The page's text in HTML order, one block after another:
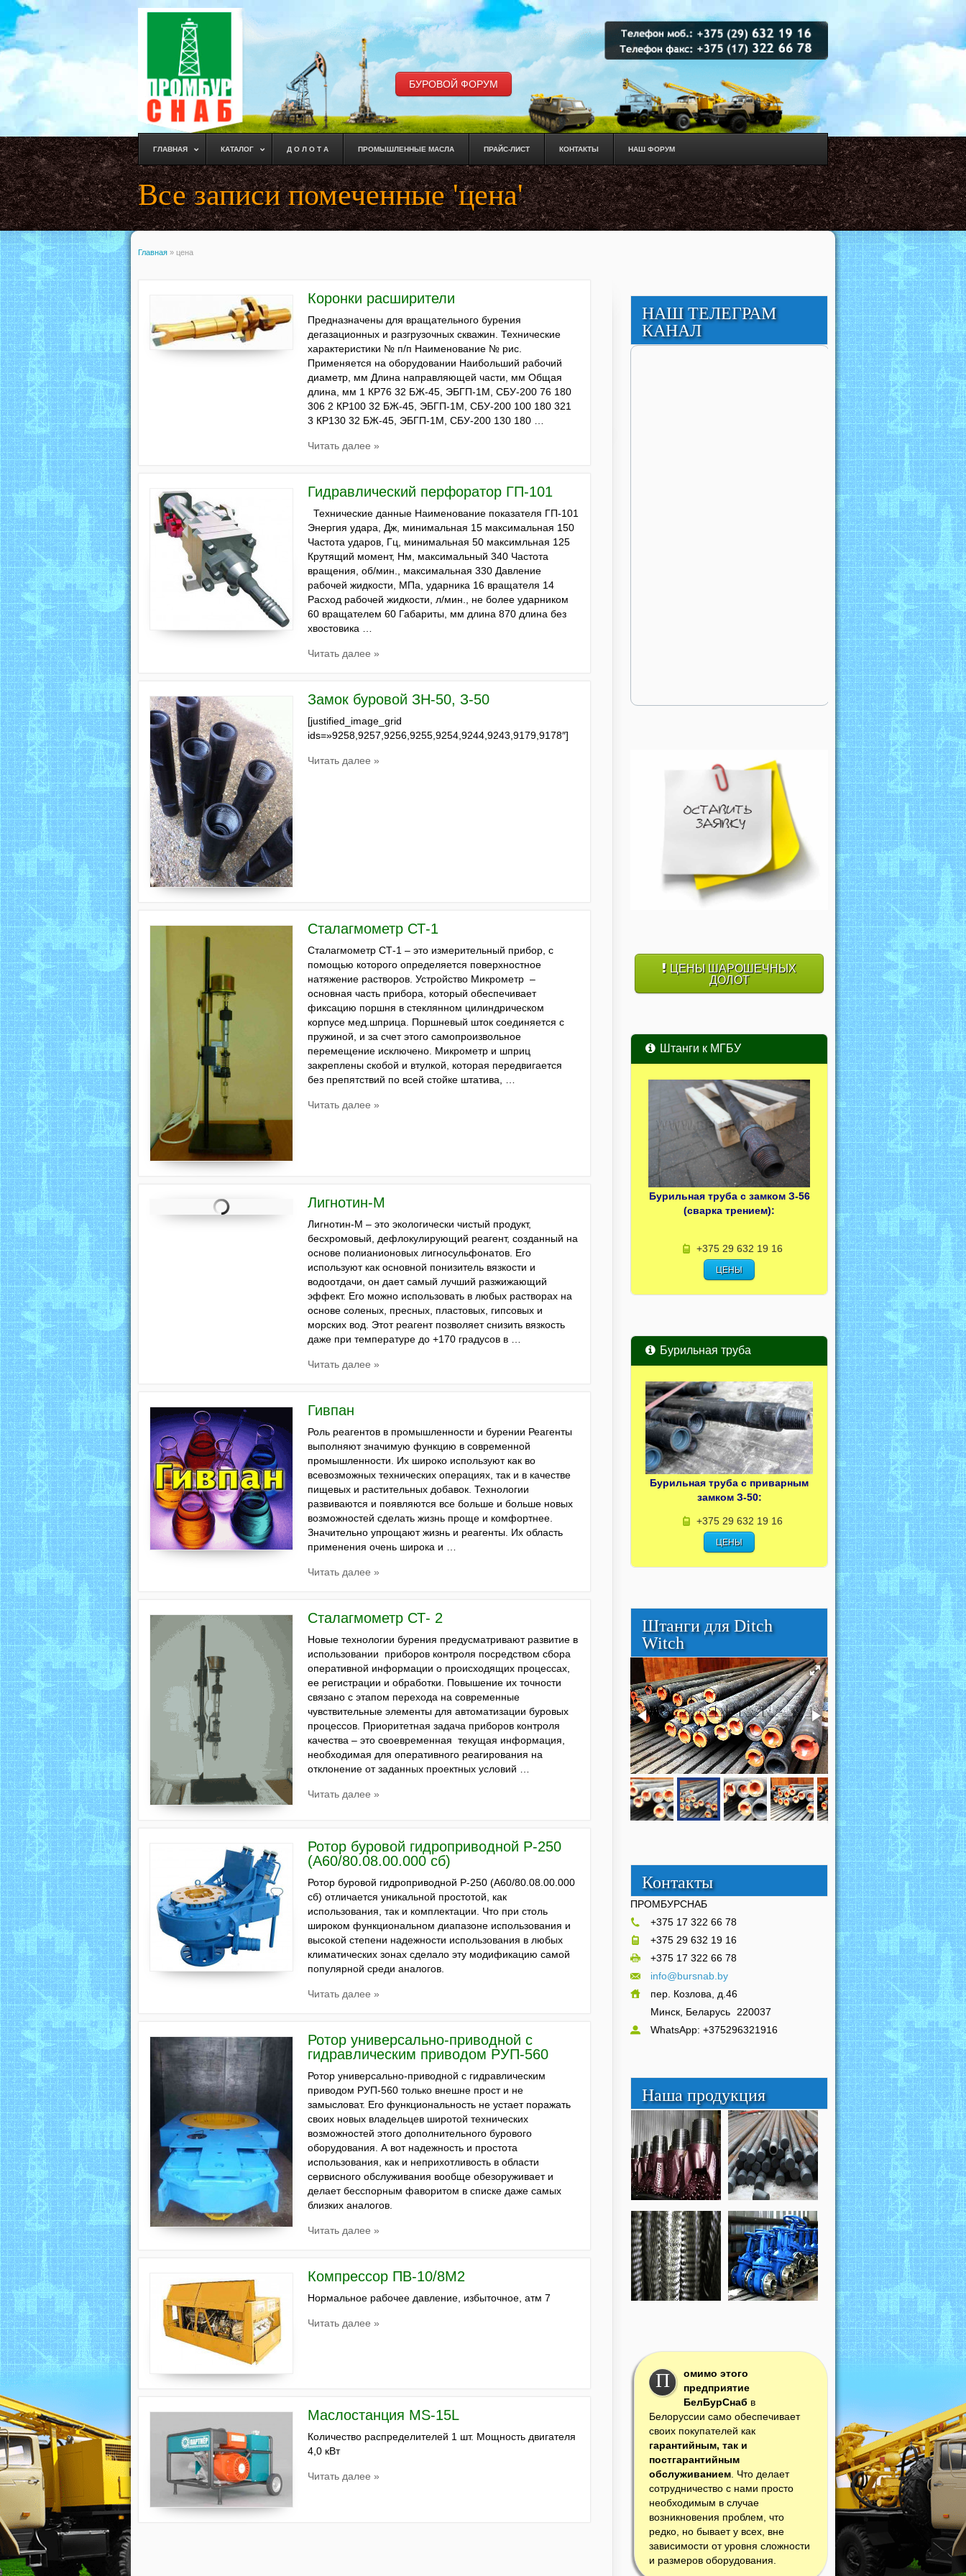
БУРОВОЙ ФОРУМ
ГЛАВНАЯ КАТАЛОГ Д О Л О Т А ПРОМЫШЛЕННЫЕ МАСЛА ПРАЙС-ЛИСТ КОНТАКТЫ НАШ ФОРУМ
Все записи помеченные 'цена'
Главная » цена
Коронки расширители
Предназначены для вращательного бурения
дегазационных и разгрузочных скважин. Технические
характеристики № п/п Наименование № рис.
Применяется на оборудовании Наибольший рабочий
диаметр, мм Длина направляющей части, мм Общая
длина, мм 1 КР76 32 БЖ-45, ЭБГП-1М, СБУ-200 76 180
306 2 КР100 32 БЖ-45, ЭБГП-1М, СБУ-200 100 180 321
3 КР130 32 БЖ-45, ЭБГП-1М, СБУ-200 130 180 …
Читать далее »
Гидравлический перфоратор ГП-101
Технические данные Наименование показателя ГП-101
Энергия удара, Дж, минимальная 15 максимальная 150
Частота ударов, Гц, минимальная 50 максимльная 125
Крутящий момент, Нм, максимальный 340 Частота
вращения, об/мин., максимальная 330 Давление
рабочей жидкости, МПа, ударника 16 вращателя 14
Расход рабочей жидкости, л/мин., не более ударником
60 вращателем 60 Габариты, мм длина 870 длина без
хвостовика …
Читать далее »
Замок буровой ЗН-50, З-50
[justified_image_grid
ids=»9258,9257,9256,9255,9254,9244,9243,9179,9178″]
Читать далее »
Сталагмометр СТ-1
Сталагмометр СТ-1 – это измерительный прибор, с
помощью которого определяется поверхностное
натяжение растворов. Устройство Микрометр –
основная часть прибора, который обеспечивает
фиксацию поршня в стеклянном цилиндрическом
корпусе мед.шприца. Поршневый шток соединяется с
пружиной, и за счет этого самопроизвольное
перемещение исключено. Микрометр и шприц
закреплены скобой и втулкой, которая передвигается
без препятствий по всей стойке штатива, …
Читать далее »
Лигнотин-М
Лигнотин-М – это экологически чистый продукт,
бесхромовый, дефлокулирующий реагент, созданный на
основе полианионовых лигносульфонатов. Его
используют как основной понизитель вязкости и
водоотдачи, он дает самый лучший разжижающий
эффект. Его можно использовать в любых растворах на
основе соленых, пресных, пластовых, гипсовых и
морских вод. Этот реагент позволяет снизить вязкость
даже при температуре до +170 градусов в …
Читать далее »
Гивпан
Роль реагентов в промышленности и бурении Реагенты
выполняют значимую функцию в современной
промышленности. Их широко используют как во
всевозможных технических операциях, так и в качестве
пищевых и растительных добавок. Технологии
развиваются и появляются все больше и больше новых
возможностей сделать жизнь проще и комфортнее.
Значительно упрощают жизнь и реагенты. Их область
применения очень широка и …
Читать далее »
Сталагмометр СТ- 2
Новые технологии бурения предусматривают развитие в
использовании приборов контроля посредством сбора
оперативной информации о происходящих процессах,
ее регистрации и обработки. Повышение их точности
связано с этапом перехода на современные
чувствительные элементы для автоматизации буровых
процессов. Приоритетная задача приборов контроля
качества – это своевременная текущая информация,
необходимая для оперативного реагирования на
отклонение от заданных проектных условий …
Читать далее »
Ротор буровой гидроприводной Р-250
(А60/80.08.00.000 сб)
Ротор буровой гидроприводной Р-250 (А60/80.08.00.000
сб) отличается уникальной простотой, как
использования, так и комплектации. Что при столь
широком функциональном диапазоне использования и
высокой степени надежности использования в любых
климатических зонах сделало эту модификацию самой
популярной среди аналогов.
Читать далее »
Ротор универсально-приводной с
гидравлическим приводом РУП-560
Ротор универсально-приводной с гидравлическим
приводом РУП-560 только внешне прост и не
замысловат. Его функциональность не устает поражать
своих новых владельцев широтой технических
возможностей этого дополнительного бурового
оборудования. А вот надежность и простота
использования, как и неприхотливость в области
сервисного обслуживания вообще обезоруживает и
делает бесспорным фаворитом в списке даже самых
близких аналогов.
Читать далее »
Компрессор ПВ-10/8М2
Нормальное рабочее давление, избыточное, атм 7
Читать далее »
Маслостанция MS-15L
Количество распределителей 1 шт. Мощность двигателя
4,0 кВт
Читать далее »
НАШ ТЕЛЕГРАМ
КАНАЛ
ЦЕНЫ ШАРОШЕЧНЫХ
ДОЛОТ
Штанги к МГБУ
Бурильная труба с замком З-56
(сварка трением):
+375 29 632 19 16
ЦЕНЫ
Бурильная труба
Бурильная труба с приварным
замком З-50:
+375 29 632 19 16
ЦЕНЫ
Штанги для Ditch
Witch
Контакты
ПРОМБУРСНАБ
+375 17 322 66 78
+375 29 632 19 16
+375 17 322 66 78
info@bursnab.by
пер. Козлова, д.46
Минск, Беларусь 220037
WhatsApp: +375296321916
Наша продукция
П
омимо этого
предприятие
БелБурСнаб в
Белоруссии само обеспечивает
своих покупателей как
гарантийным, так и
постгарантийным
обслуживанием. Что делает
сотрудничество с нами просто
необходимым в случае
возникновения проблем, что
редко, но бывает у всех, вне
зависимости от уровня сложности
и размеров оборудования.